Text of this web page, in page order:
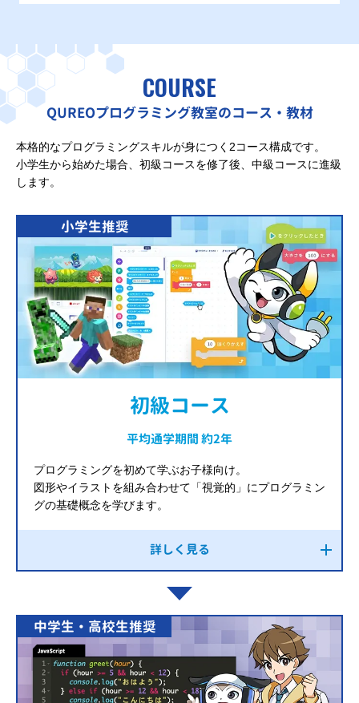
COURSE
QUREOプログラミング教室のコース・教材
本格的なプログラミングスキルが身につく2コース構成です。
小学生から始めた場合、初級コースを修了後、中級コースに進級
します。
小学生推奨
初級コース
平均通学期間 約2年
プログラミングを初めて学ぶお子様向け。
図形やイラストを組み合わせて「視覚的」にプログラミン
グの基礎概念を学びます。
詳しく見る
中学生・高校生推奨